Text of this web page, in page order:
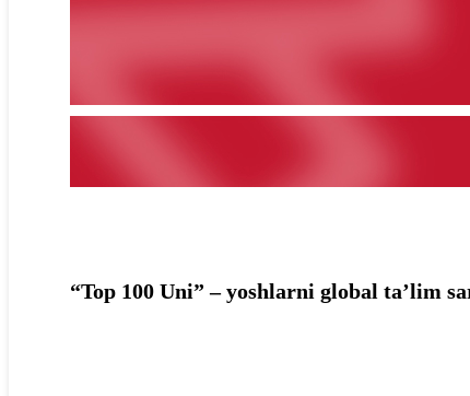
“Top 100 Uni” – yoshlarni global ta’lim